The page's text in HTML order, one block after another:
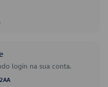
login na sua conta.